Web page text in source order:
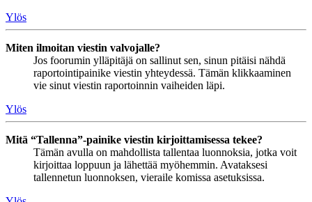
Ylös
Miten ilmoitan viestin valvojalle?
Jos foorumin ylläpitäjä on sallinut sen, sinun pitäisi nähdä
raportointipainike viestin yhteydessä. Tämän klikkaaminen
vie sinut viestin raportoinnin vaiheiden läpi.
Ylös
Mitä “Tallenna”-painike viestin kirjoittamisessa tekee?
Tämän avulla on mahdollista tallentaa luonnoksia, jotka voit
kirjoittaa loppuun ja lähettää myöhemmin. Avataksesi
tallennetun luonnoksen, vieraile komissa asetuksissa.